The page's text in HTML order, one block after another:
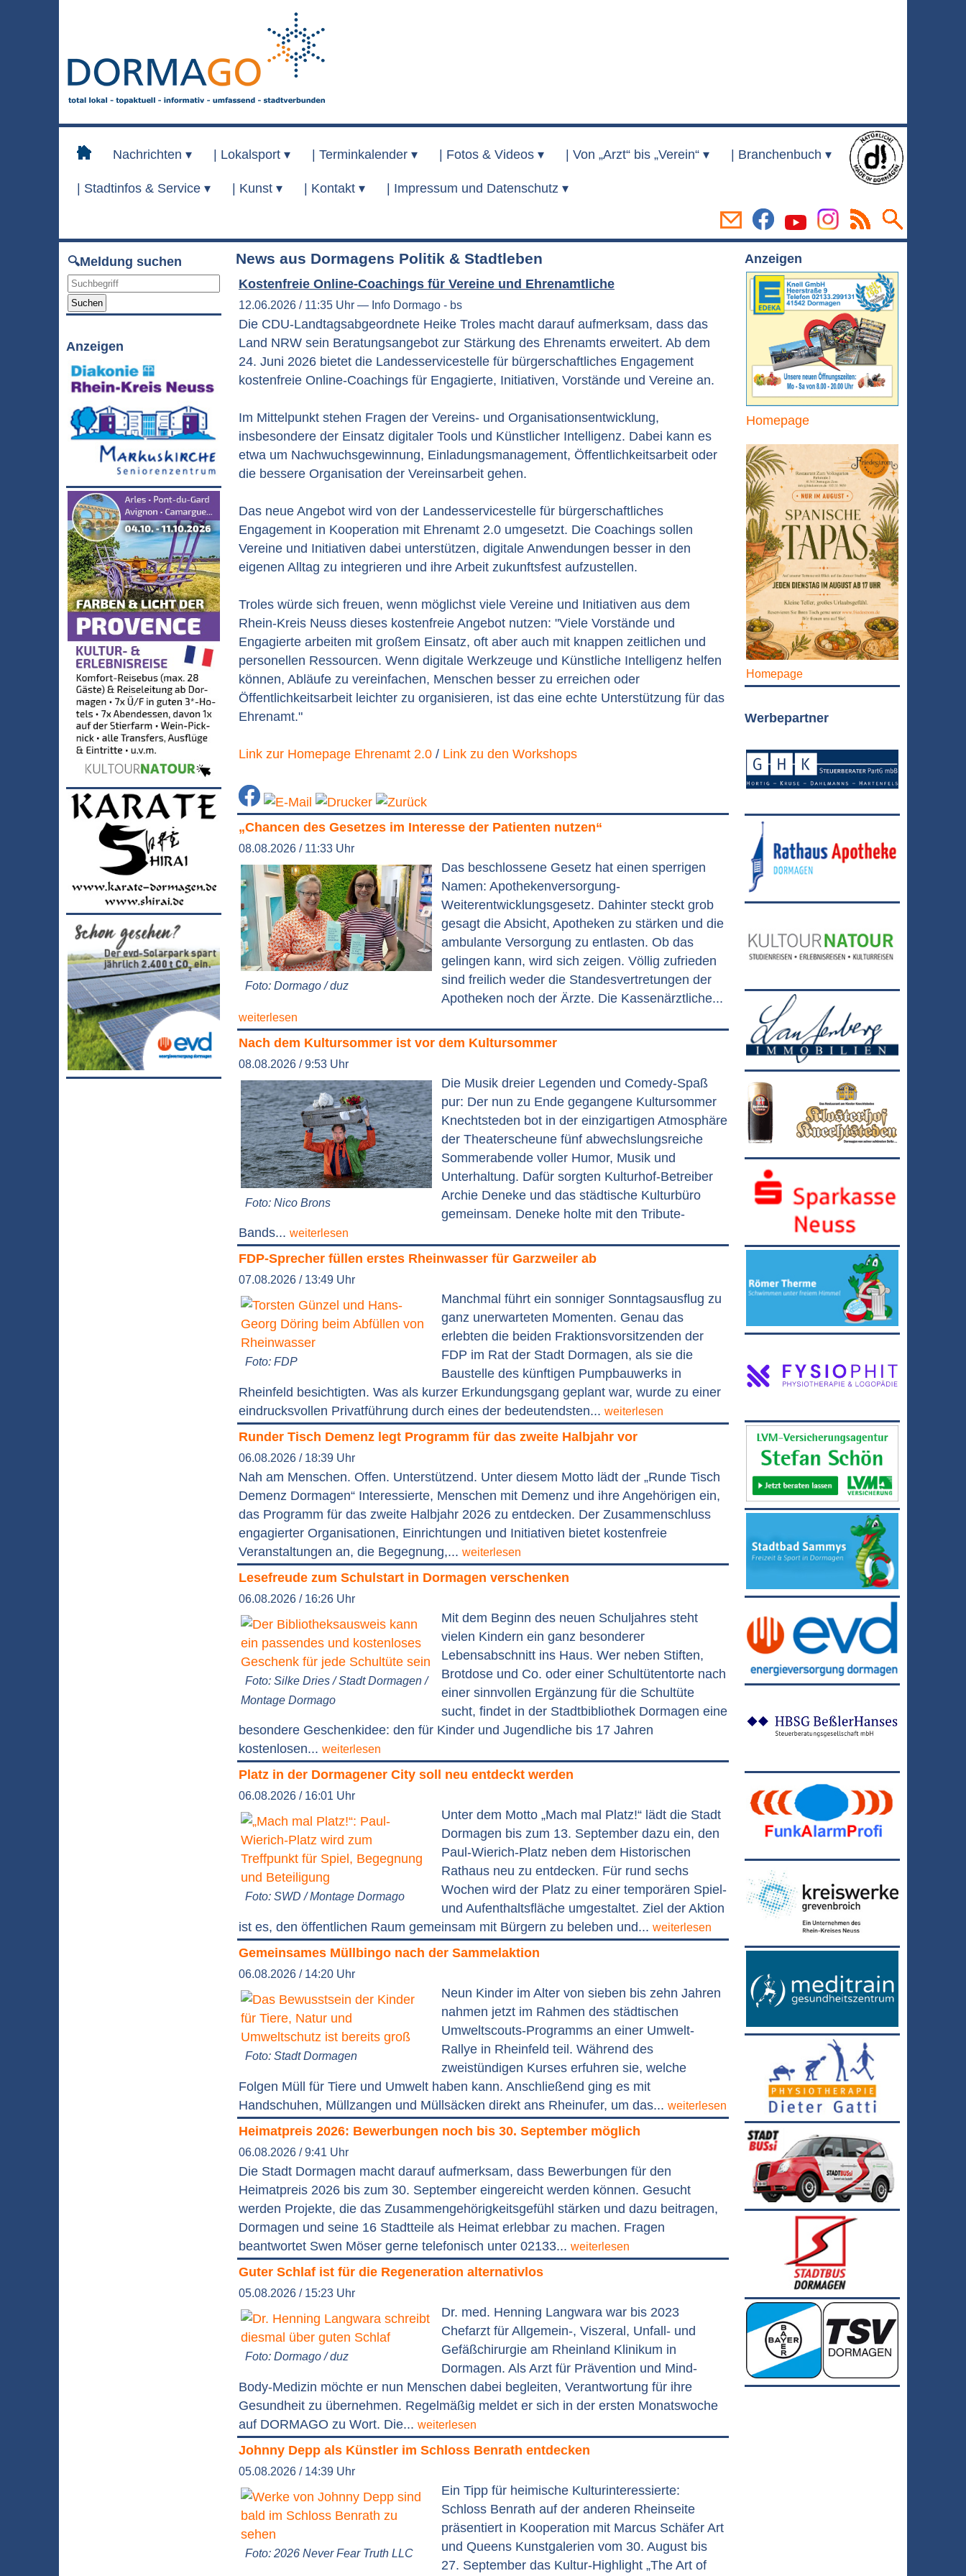
Nachrichten ▾ Lokalsport ▾ Terminkalender ▾ Fotos & Videos ▾ Von „Arzt“ bis „Verein“ ▾ Branchenbuch ▾
Stadtinfos & Service ▾ Kunst ▾ Kontakt ▾ Impressum und Datenschutz ▾
🔍Meldung suchen
Suchen
Anzeigen
News aus Dormagens Politik & Stadtleben
Kostenfreie Online-Coachings für Vereine und Ehrenamtliche
12.06.2026 / 11:35 Uhr — Info Dormago - bs
Die CDU-Landtagsabgeordnete Heike Troles macht darauf aufmerksam, dass das
Land NRW sein Beratungsangebot zur Stärkung des Ehrenamts erweitert. Ab dem
24. Juni 2026 bietet die Landesservicestelle für bürgerschaftliches Engagement
kostenfreie Online-Coachings für Engagierte, Initiativen, Vorstände und Vereine an.
Im Mittelpunkt stehen Fragen der Vereins- und Organisationsentwicklung,
insbesondere der Einsatz digitaler Tools und Künstlicher Intelligenz. Dabei kann es
etwa um Nachwuchsgewinnung, Einladungsmanagement, Öffentlichkeitsarbeit oder
die bessere Organisation der Vereinsarbeit gehen.
Das neue Angebot wird von der Landesservicestelle für bürgerschaftliches
Engagement in Kooperation mit Ehrenamt 2.0 umgesetzt. Die Coachings sollen
Vereine und Initiativen dabei unterstützen, digitale Anwendungen besser in den
eigenen Alltag zu integrieren und ihre Arbeit zukunftsfest aufzustellen.
Troles würde sich freuen, wenn möglichst viele Vereine und Initiativen aus dem
Rhein-Kreis Neuss dieses kostenfreie Angebot nutzen: "Viele Vorstände und
Engagierte arbeiten mit großem Einsatz, oft aber auch mit knappen zeitlichen und
personellen Ressourcen. Wenn digitale Werkzeuge und Künstliche Intelligenz helfen
können, Abläufe zu vereinfachen, Menschen besser zu erreichen oder
Öffentlichkeitsarbeit leichter zu organisieren, ist das eine echte Unterstützung für das
Ehrenamt."
Link zur Homepage Ehrenamt 2.0 / Link zu den Workshops
„Chancen des Gesetzes im Interesse der Patienten nutzen“
08.08.2026 / 11:33 Uhr
Foto: Dormago / duz
Das beschlossene Gesetz hat einen sperrigen
Namen: Apothekenversorgung-
Weiterentwicklungsgesetz. Dahinter steckt grob
gesagt die Absicht, Apotheken zu stärken und die
ambulante Versorgung zu entlasten. Ob das
gelingen kann, wird sich zeigen. Völlig zufrieden
sind freilich weder die Standesvertretungen der
Apotheken noch der Ärzte. Die Kassenärztliche...
weiterlesen
Nach dem Kultursommer ist vor dem Kultursommer
08.08.2026 / 9:53 Uhr
Foto: Nico Brons
Die Musik dreier Legenden und Comedy-Spaß
pur: Der nun zu Ende gegangene Kultursommer
Knechtsteden bot in der einzigartigen Atmosphäre
der Theaterscheune fünf abwechslungsreiche
Sommerabende voller Humor, Musik und
Unterhaltung. Dafür sorgten Kulturhof-Betreiber
Archie Deneke und das städtische Kulturbüro
gemeinsam. Deneke holte mit den Tribute-
Bands... weiterlesen
FDP-Sprecher füllen erstes Rheinwasser für Garzweiler ab
07.08.2026 / 13:49 Uhr
Foto: FDP
Manchmal führt ein sonniger Sonntagsausflug zu
ganz unerwarteten Momenten. Genau das
erlebten die beiden Fraktionsvorsitzenden der
FDP im Rat der Stadt Dormagen, als sie die
Baustelle des künftigen Pumpbauwerks in
Rheinfeld besichtigten. Was als kurzer Erkundungsgang geplant war, wurde zu einer
eindrucksvollen Privatführung durch eines der bedeutendsten... weiterlesen
Runder Tisch Demenz legt Programm für das zweite Halbjahr vor
06.08.2026 / 18:39 Uhr
Nah am Menschen. Offen. Unterstützend. Unter diesem Motto lädt der „Runde Tisch
Demenz Dormagen“ Interessierte, Menschen mit Demenz und ihre Angehörigen ein,
das Programm für das zweite Halbjahr 2026 zu entdecken. Der Zusammenschluss
engagierter Organisationen, Einrichtungen und Initiativen bietet kostenfreie
Veranstaltungen an, die Begegnung,... weiterlesen
Lesefreude zum Schulstart in Dormagen verschenken
06.08.2026 / 16:26 Uhr
Foto: Silke Dries / Stadt Dormagen /
Montage Dormago
Mit dem Beginn des neuen Schuljahres steht
vielen Kindern ein ganz besonderer
Lebensabschnitt ins Haus. Wer neben Stiften,
Brotdose und Co. oder einer Schultütentorte nach
einer sinnvollen Ergänzung für die Schultüte
sucht, findet in der Stadtbibliothek Dormagen eine
besondere Geschenkidee: den für Kinder und Jugendliche bis 17 Jahren
kostenlosen... weiterlesen
Platz in der Dormagener City soll neu entdeckt werden
06.08.2026 / 16:01 Uhr
Foto: SWD / Montage Dormago
Unter dem Motto „Mach mal Platz!“ lädt die Stadt
Dormagen bis zum 13. September dazu ein, den
Paul-Wierich-Platz neben dem Historischen
Rathaus neu zu entdecken. Für rund sechs
Wochen wird der Platz zu einer temporären Spiel-
und Aufenthaltsfläche umgestaltet. Ziel der Aktion
ist es, den öffentlichen Raum gemeinsam mit Bürgern zu beleben und... weiterlesen
Gemeinsames Müllbingo nach der Sammelaktion
06.08.2026 / 14:20 Uhr
Foto: Stadt Dormagen
Neun Kinder im Alter von sieben bis zehn Jahren
nahmen jetzt im Rahmen des städtischen
Umweltscouts-Programms an einer Umwelt-
Rallye in Rheinfeld teil. Während des
zweistündigen Kurses erfuhren sie, welche
Folgen Müll für Tiere und Umwelt haben kann. Anschließend ging es mit
Handschuhen, Müllzangen und Müllsäcken direkt ans Rheinufer, um das... weiterlesen
Heimatpreis 2026: Bewerbungen noch bis 30. September möglich
06.08.2026 / 9:41 Uhr
Die Stadt Dormagen macht darauf aufmerksam, dass Bewerbungen für den
Heimatpreis 2026 bis zum 30. September eingereicht werden können. Gesucht
werden Projekte, die das Zusammengehörigkeitsgefühl stärken und dazu beitragen,
Dormagen und seine 16 Stadtteile als Heimat erlebbar zu machen. Fragen
beantwortet Swen Möser gerne telefonisch unter 02133... weiterlesen
Guter Schlaf ist für die Regeneration alternativlos
05.08.2026 / 15:23 Uhr
Foto: Dormago / duz
Dr. med. Henning Langwara war bis 2023
Chefarzt für Allgemein-, Viszeral, Unfall- und
Gefäßchirurgie am Rheinland Klinikum in
Dormagen. Als Arzt für Prävention und Mind-
Body-Medizin möchte er nun Menschen dabei begleiten, Verantwortung für ihre
Gesundheit zu übernehmen. Regelmäßig meldet er sich in der ersten Monatswoche
auf DORMAGO zu Wort. Die... weiterlesen
Johnny Depp als Künstler im Schloss Benrath entdecken
05.08.2026 / 14:39 Uhr
Foto: 2026 Never Fear Truth LLC
Ein Tipp für heimische Kulturinteressierte:
Schloss Benrath auf der anderen Rheinseite
präsentiert in Kooperation mit Marcus Schäfer Art
und Queens Kunstgalerien vom 30. August bis
27. September das Kultur-Highlight „The Art of
Anzeigen
Homepage
Homepage
Werbepartner